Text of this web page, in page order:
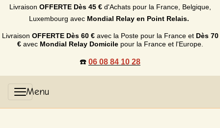
Livraison OFFERTE Dès 45 €d'Achats pour la France, Belgique,
Luxembourg avec Mondial Relay en Point Relais.
Livraison OFFERTE Dès 60 €avec la Poste pour la France et Dès 70
€avec Mondial Relay Domicilepour la France et l'Europe.
☎️ 06 08 84 10 28